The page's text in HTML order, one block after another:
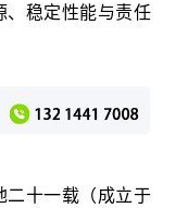
、稳定性能与责任
二十一载（成立于